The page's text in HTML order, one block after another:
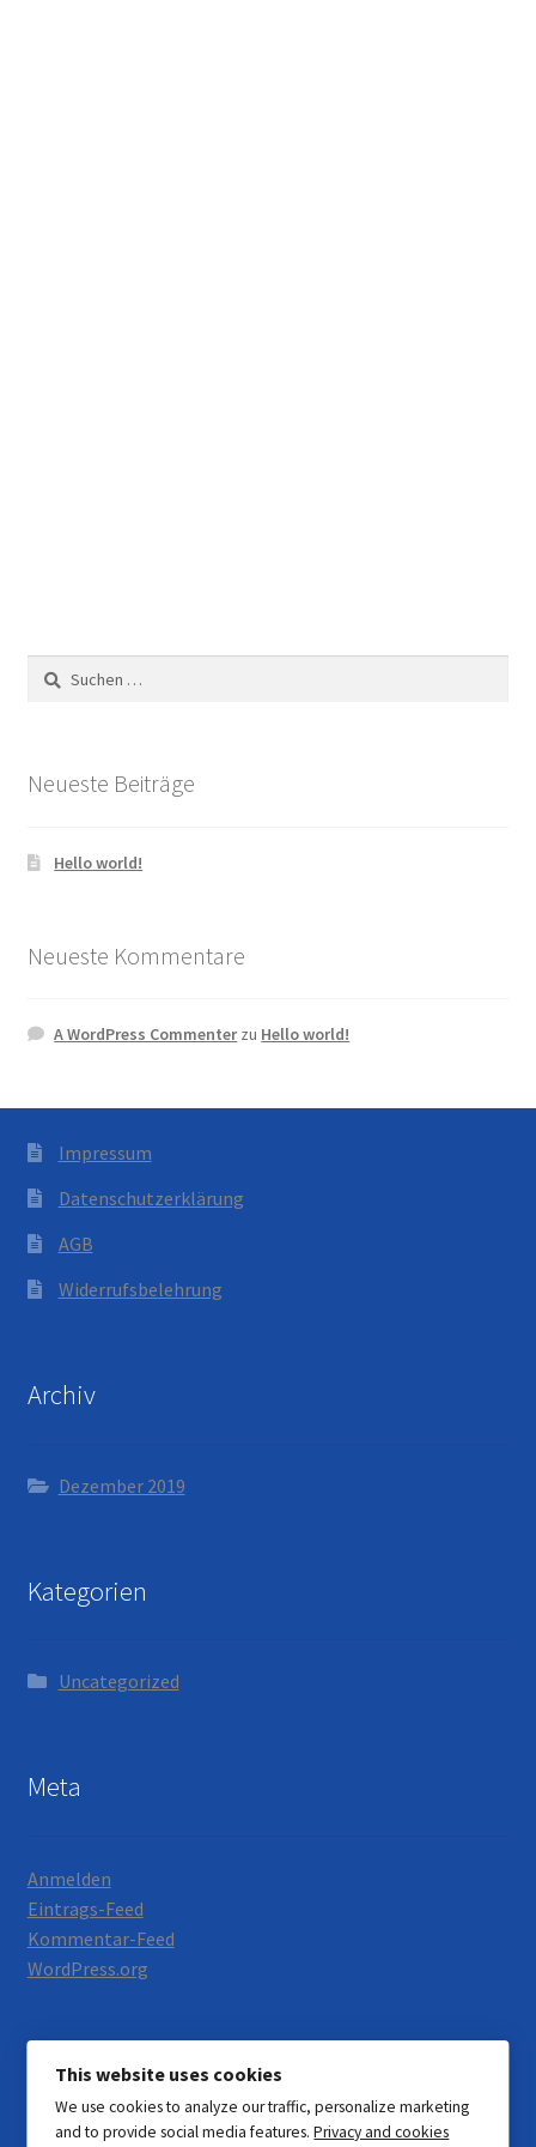
Suchen
nach:
Neueste Beiträge
Hello world!
Neueste Kommentare
A WordPress Commenterzu Hello world!
Impressum
Datenschutzerklärung
AGB
Widerrufsbelehrung
Archiv
Dezember 2019
Kategorien
Uncategorized
Meta
Anmelden
Eintrags-Feed
Kommentar-Feed
WordPress.org
© Motorrad Neumann 2026
This website uses cookies
We use cookies to analyze our traffic, personalize marketing
and to provide social media features.Privacy and cookies